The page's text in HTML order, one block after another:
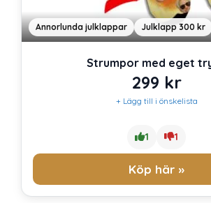
Annorlunda julklappar Julklapp 300 kr
Strumpor med eget
299 kr
+ Lägg till i önskelista
1 1
Köp här »